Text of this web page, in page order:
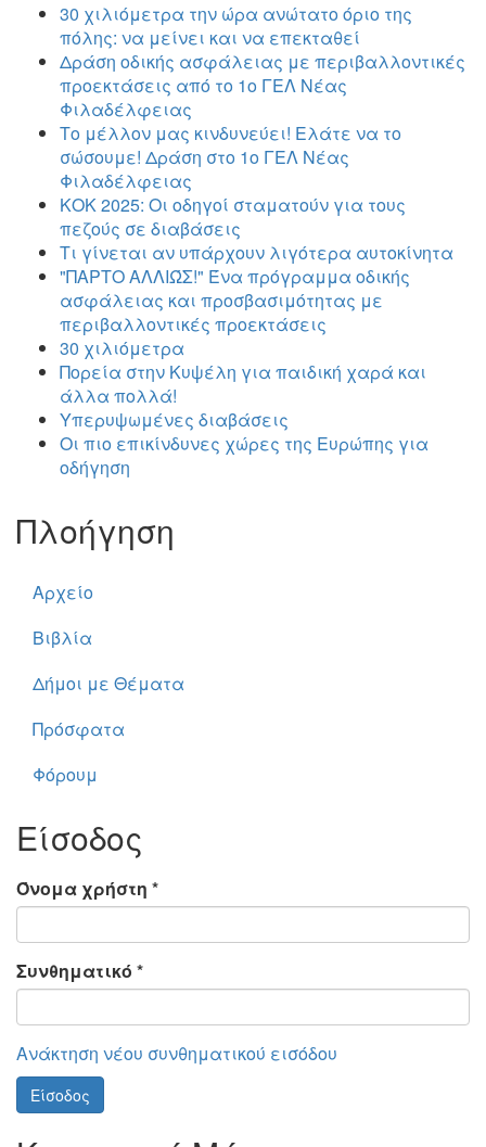
30 χιλιόμετρα την ώρα ανώτατο όριο της
πόλης: να μείνει και να επεκταθεί
Δράση οδικής ασφάλειας με περιβαλλοντικές
προεκτάσεις από το 1ο ΓΕΛ Νέας
Φιλαδέλφειας
Το μέλλον μας κινδυνεύει! Ελάτε να το
σώσουμε! Δράση στο 1ο ΓΕΛ Νέας
Φιλαδέλφειας
ΚΟΚ 2025: Οι οδηγοί σταματούν για τους
πεζούς σε διαβάσεις
Τι γίνεται αν υπάρχουν λιγότερα αυτοκίνητα
"ΠΑΡΤΟ ΑΛΛΙΏΣ!" Ένα πρόγραμμα οδικής
ασφάλειας και προσβασιμότητας με
περιβαλλοντικές προεκτάσεις
30 χιλιόμετρα
Πορεία στην Κυψέλη για παιδική χαρά και
άλλα πολλά!
Υπερυψωμένες διαβάσεις
Οι πιο επικίνδυνες χώρες της Ευρώπης για
οδήγηση
Πλοήγηση
Αρχείο
Βιβλία
Δήμοι με Θέματα
Πρόσφατα
Φόρουμ
Είσοδος
Όνομα χρήστη *
Συνθηματικό *
Ανάκτηση νέου συνθηματικού εισόδου
Είσοδος